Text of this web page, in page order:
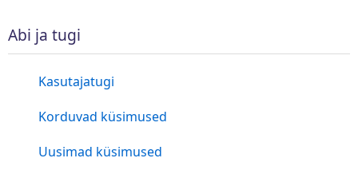
Abi ja tugi
Kasutajatugi
Korduvad küsimused
Uusimad küsimused